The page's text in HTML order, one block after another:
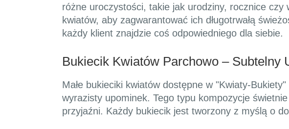
różne uroczystości, takie jak urodziny, rocznice
kwiatów, aby zagwarantować ich długotrwałą
każdy klient znajdzie coś odpowiedniego dla siebie.
Bukiecik Kwiatów Parchowo – Subtelny
Małe bukieciki kwiatów dostępne w "Kwiaty-
wyrazisty upominek. Tego typu kompozycje
przyjaźni. Każdy bukiecik jest tworzony z myślą o